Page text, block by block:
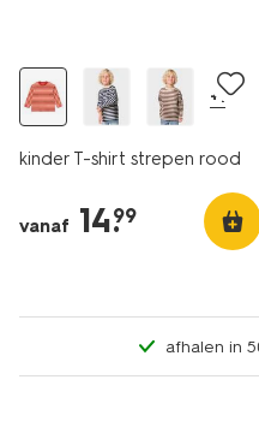
+1
kinder T-shirt strepen rood
vanaf 14.
99
afhalen in